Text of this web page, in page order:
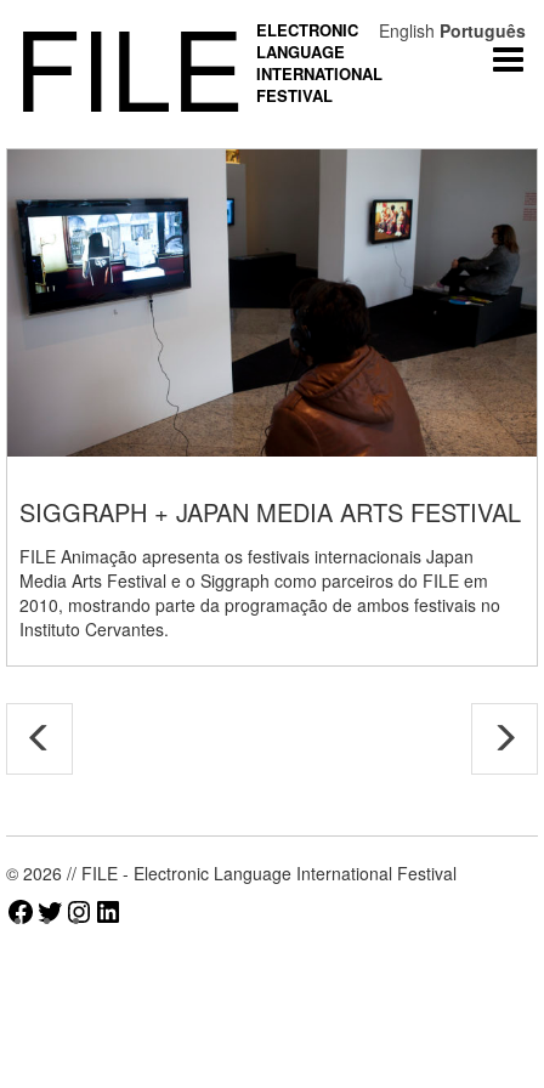
FILE
ELECTRONIC
LANGUAGE
INTERNATIONAL
FESTIVAL
SIGGRAPH + JAPAN MEDIA ARTS FESTIVAL
FILE Animação apresenta os festivais internacionais Japan
Media Arts Festival e o Siggraph como parceiros do FILE em
2010, mostrando parte da programação de ambos festivais no
Instituto Cervantes.
© 2026 // FILE - Electronic Language International Festival
Facebook
TwitterInstagram
English Português